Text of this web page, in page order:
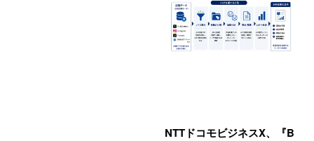
NTTドコモビジネスX、『B